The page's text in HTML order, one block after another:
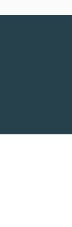
ント構築の最前